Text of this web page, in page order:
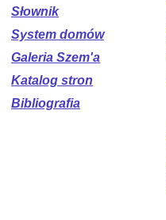
Słownik
System domów
Galeria Szem'a
Katalog stron
Bibliografia